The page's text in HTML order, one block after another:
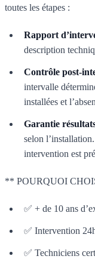
toutes les étapes :
Rapport
description
Contrôle post-
intervalle
installées et
Garantie
selon
intervention est
** POURQUOI
✅ + de 10 ans
✅ Intervention
✅ Techniciens